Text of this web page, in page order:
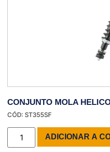
CONJUNTO MOLA
CÓD: ST355SF
ADICIONAR A